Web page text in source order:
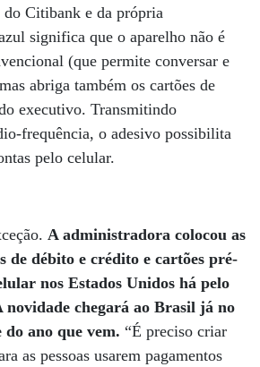
Citibank e da própria
significa que o aparelho não é
(que permite conversar e
abriga também os cartões de
executivo. Transmitindo
frequência, o adesivo possibilita
pelo celular.
A administradora colocou as
de débito e crédito e cartões pré-
nos Estados Unidos há pelo
novidade chegará ao Brasil já no
ano que vem. “É preciso criar
as pessoas usarem pagamentos